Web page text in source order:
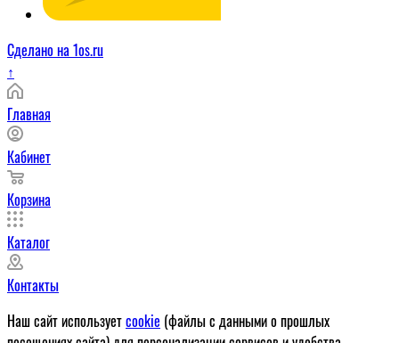
Сделано на 1os.ru
↑
Главная
Кабинет
Корзина
Каталог
Контакты
Наш сайт используетcookie (файлы с данными о прошлых